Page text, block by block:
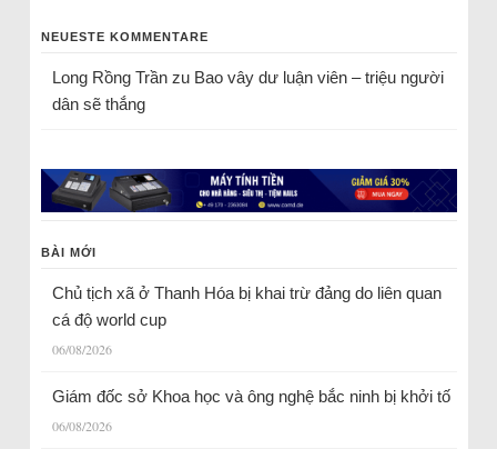
NEUESTE KOMMENTARE
Long Rồng Trầnzu Bao vây dư luận viên – triệu người
dân sẽ thắng
BÀI MỚI
Chủ tịch xã ở Thanh Hóa bị khai trừ đảng do liên quan
cá độ world cup
06/08/2026
Giám đốc sở Khoa học và ông nghệ bắc ninh bị khởi tố
06/08/2026